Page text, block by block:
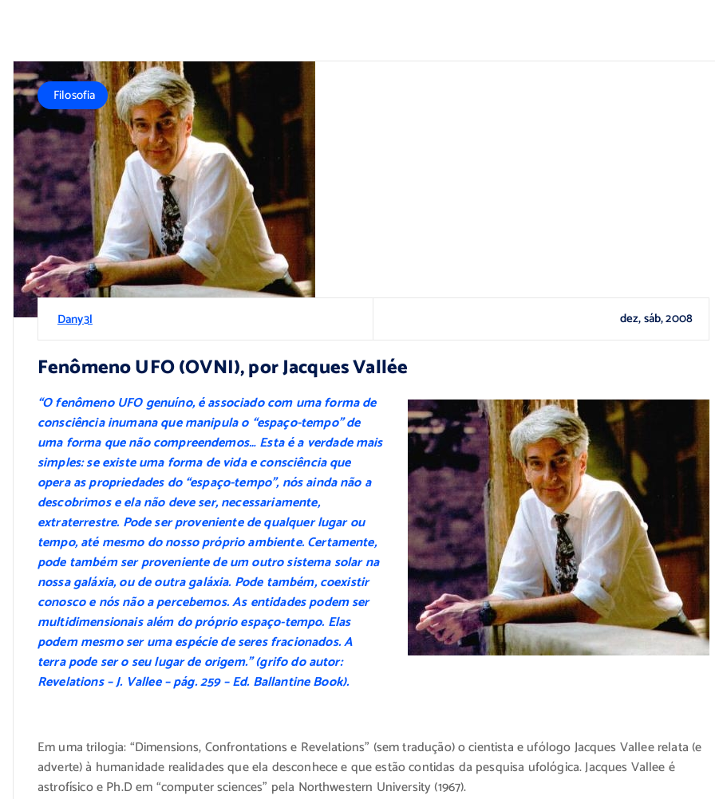
Dany3l dez, sáb, 2008
Filosofia
Fenômeno UFO (OVNI), por Jacques Vallée
“O fenômeno UFO genuíno, é associado com uma forma de
consciência inumana que manipula o “espaço-tempo” de
uma forma que não compreendemos… Esta é a verdade mais
simples: se existe uma forma de vida e consciência que
opera as propriedades do “espaço-tempo”, nós ainda não a
descobrimos e ela não deve ser, necessariamente,
extraterrestre. Pode ser proveniente de qualquer lugar ou
tempo, até mesmo do nosso próprio ambiente. Certamente,
pode também ser proveniente de um outro sistema solar na
nossa galáxia, ou de outra galáxia. Pode também, coexistir
conosco e nós não a percebemos. As entidades podem ser
multidimensionais além do próprio espaço-tempo. Elas
podem mesmo ser uma espécie de seres fracionados. A
terra pode ser o seu lugar de origem.” (grifo do autor:
Revelations – J. Vallee – pág. 259 – Ed. Ballantine Book).
Em uma trilogia: “Dimensions, Confrontations e Revelations” (sem tradução) o cientista e ufólogo Jacques Vallee relata (e
adverte) à humanidade realidades que ela desconhece e que estão contidas da pesquisa ufológica. Jacques Vallee é
astrofísico e Ph.D em “computer sciences” pela Northwestern University (1967).